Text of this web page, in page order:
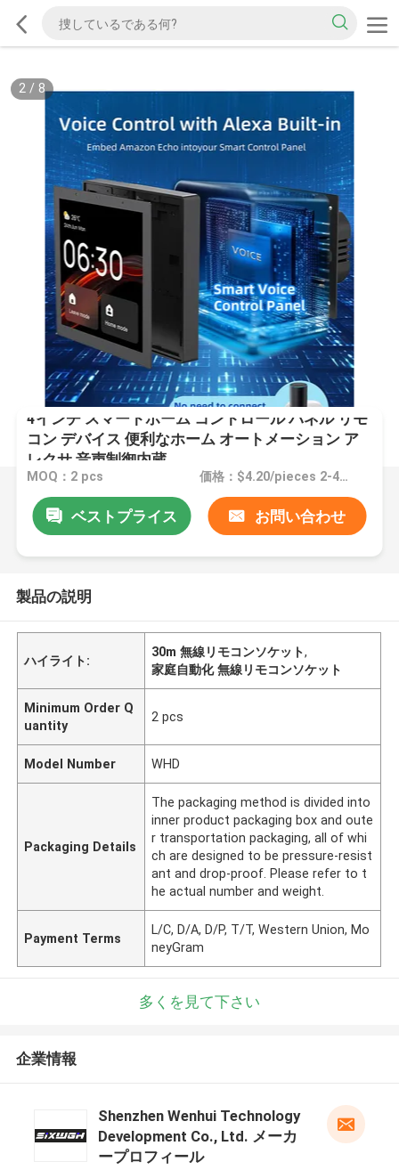
2/ 8
4インチ スマートホーム コントロール パネル リモ
コン デバイス 便利なホーム オートメーション ア
レクサ 音声制御内蔵
MOQ：2 pcs 価格：$4.20/pieces 2-498 pieces
ベストプライス お問い合わせ
製品の説明
ハイライト:
30m 無線リモコンソケット,
家庭自動化 無線リモコンソケット
Minimum Order Q
uantity
2 pcs
Model Number WHD
Packaging Details
The packaging method is divided into
inner product packaging box and oute
r transportation packaging, all of whi
ch are designed to be pressure-resist
ant and drop-proof. Please refer to t
he actual number and weight.
Payment Terms
L/C, D/A, D/P, T/T, Western Union, Mo
neyGram
多くを見て下さい
企業情報
Shenzhen Wenhui Technology
Development Co., Ltd. メーカ
ープロフィール